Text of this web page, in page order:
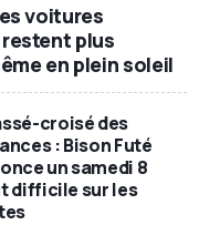
voitures
plus
en plein soleil
croisé des
: Bison Futé
un samedi 8
difficile sur les